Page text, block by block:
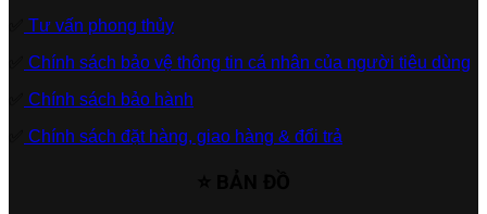
Tư vấn phong thủy
Chính sách bảo vệ thông tin cá nhân của người tiêu dùng
Chính sách bảo hành
Chính sách đặt hàng, giao hàng & đổi trả